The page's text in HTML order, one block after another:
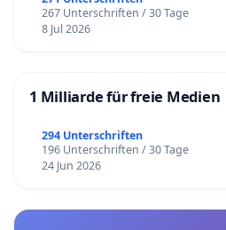
267 Unterschriften / 30 Tage
8 Jul 2026
1 Milliarde für freie Medien
294 Unterschriften
196 Unterschriften / 30 Tage
24 Jun 2026